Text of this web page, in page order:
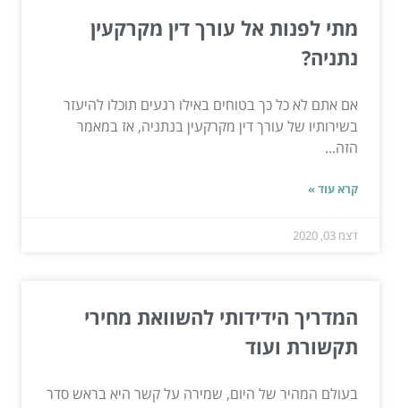
מתי לפנות אל עורך דין מקרקעין
נתניה?
אם אתם לא כל כך בטוחים באילו רגעים תוכלו להיעזר
בשירותיו של עורך דין מקרקעין בנתניה, אז במאמר
הזה...
קרא עוד »
דצמ 03, 2020
המדריך הידידותי להשוואת מחירי
תקשורת ועוד
בעולם המהיר של היום, שמירה על קשר היא בראש סדר